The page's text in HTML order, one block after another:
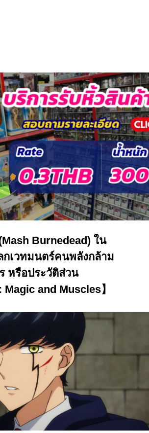
Burnedead) ใน
กเวทมนตร์คนพลังกล้าม
หรือประวัติส่วน
and Muscles】